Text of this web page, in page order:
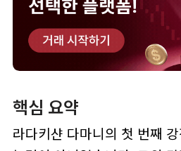
핵심 요약
라다키샨 다마니의 첫 번째